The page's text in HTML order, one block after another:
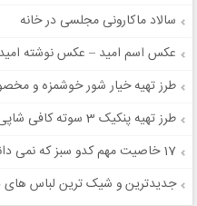
سالاد ماکارونی مجلسی در خانه
عکس اسم امید – عکس نوشته امید
طرز تهیه خیار شور خوشمزه و
طرز تهیه پنکیک 3 سوته کافی شاپی
17 خاصیت مهم کدو سبز که نمی دانستید
جدیدترین و شیک ترین لباس های